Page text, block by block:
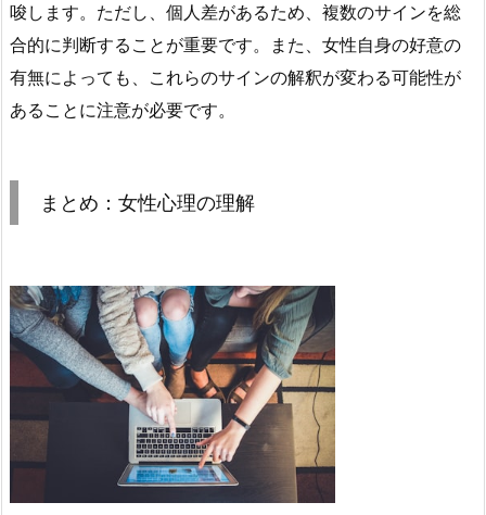
唆します。ただし、個人差があるため、複数のサインを総
合的に判断することが重要です。また、女性自身の好意の
有無によっても、これらのサインの解釈が変わる可能性が
あることに注意が必要です。
まとめ：女性心理の理解